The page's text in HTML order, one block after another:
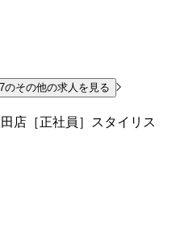
のその他の求人を見る
店［正社員］スタイリス